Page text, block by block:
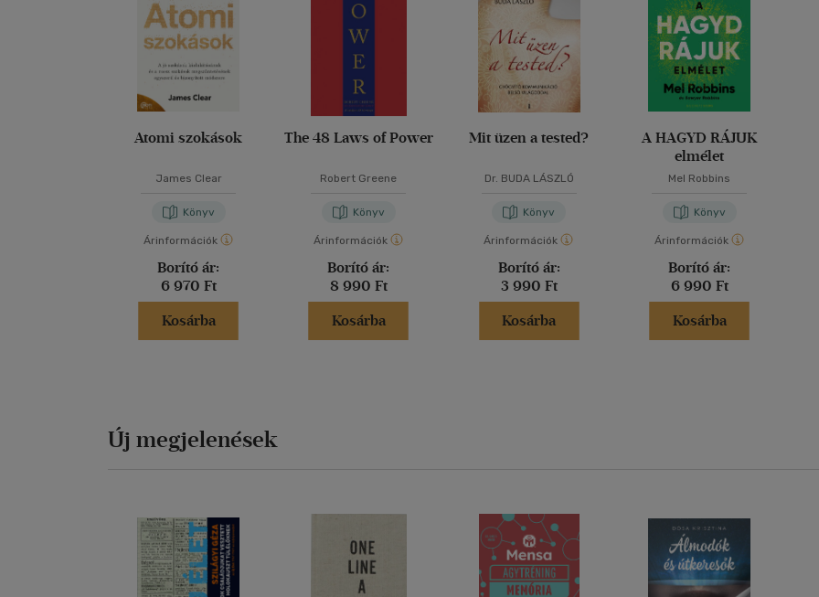
Atomi szokások
James Clear
Könyv
Árinformációk
Borító ár:
6 970 Ft
Kosárba
The 48 Laws of Power
Robert Greene
Könyv
Árinformációk
Borító ár:
8 990 Ft
Kosárba
Mit üzen a tested?
Dr. BUDA LÁSZLÓ
Könyv
Árinformációk
Borító ár:
3 990 Ft
Kosárba
A HAGYD RÁJUK
elmélet
Mel Robbins
Könyv
Árinformációk
Borító ár:
6 990 Ft
Kosárba
Új megjelenések